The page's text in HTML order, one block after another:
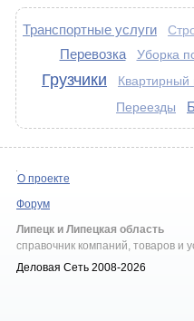
Транспортные услуги
Перевозка Уборка
Грузчики Квартирный
Переезды
О проекте
Форум
Липецк и Липецкая область
справочник компаний, товаров и
Деловая Сеть 2008-2026